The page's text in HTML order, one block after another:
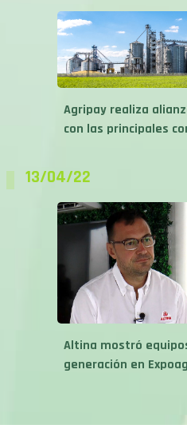
Agripay realiza
con las principales
13/04/22
Altina mostró
generación en